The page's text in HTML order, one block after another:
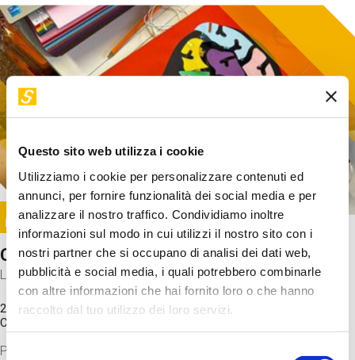
Questo sito web utilizza i cookie
Utilizziamo i cookie per personalizzare contenuti ed
annunci, per fornire funzionalità dei social media e per
analizzare il nostro traffico. Condividiamo inoltre
informazioni sul modo in cui utilizzi il nostro sito con i
nostri partner che si occupano di analisi dei dati web,
pubblicità e social media, i quali potrebbero combinarle
con altre informazioni che hai fornito loro o che hanno
raccolto dal tuo utilizzo dei loro servizi.
Selezione
Image
SUNDAY@STEP
Come funziona il cervello?
Laboratorio
20 Set 2026 / 11:15 - 13:00
Costo
Proveremo a costruire un cervello in cartoncino cercando di